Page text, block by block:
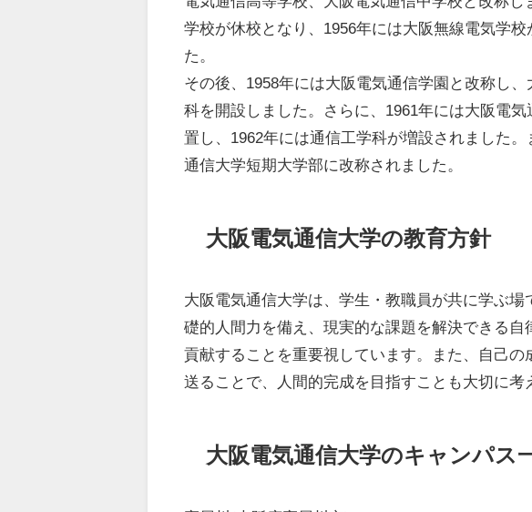
学校が休校となり、1956年には大阪無線電気学
た。
その後、1958年には大阪電気通信学園と改称し
科を開設しました。さらに、1961年には大阪電
置し、1962年には通信工学科が増設されました
通信大学短期大学部に改称されました。
大阪電気通信大学の教育方針
大阪電気通信大学は、学生・教職員が共に学ぶ
礎的人間力を備え、現実的な課題を解決できる
貢献することを重要視しています。また、自己
送ることで、人間的完成を目指すことも大切に考
大阪電気通信大学のキャンパス